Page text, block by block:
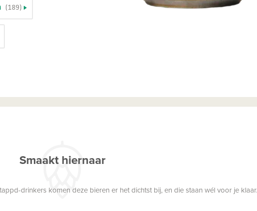
(189)
Smaakt hiernaar
drinkers komen deze bieren er het dichtst bij, en die staan wél voor je klaar.